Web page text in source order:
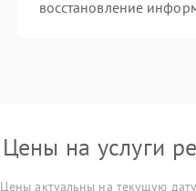
восстановление
Цены на услуги
Цены актуальны на текущую